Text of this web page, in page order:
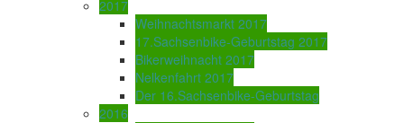
2017
Weihnachtsmarkt 2017
17.Sachsenbike-Geburtstag 2017
Bikerweihnacht 2017
Nelkenfahrt 2017
Der 16.Sachsenbike-Geburtstag
2016